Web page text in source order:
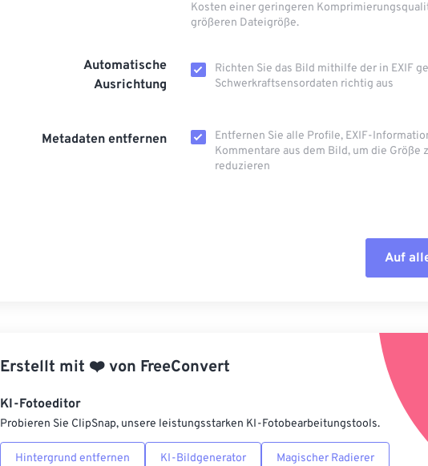
Kosten einer geringeren
größeren Dateigröße.
Automatische
Ausrichtung
Richten Sie das Bild mithilfe der in EXIF
Schwerkraftsensordaten richtig aus
Metadaten entfernen
Entfernen Sie alle Profile, EXIF-
Kommentare aus dem Bild, um die Größe
reduzieren
Auf
Aus
Als
Erstellt mit ❤️von FreeConvert
KI-Fotoeditor
Probieren Sie ClipSnap, unsere leistungsstarken KI-Fotobearbeitungstools.
Hintergrund entfernen KI-Bildgenerator Magischer Radierer